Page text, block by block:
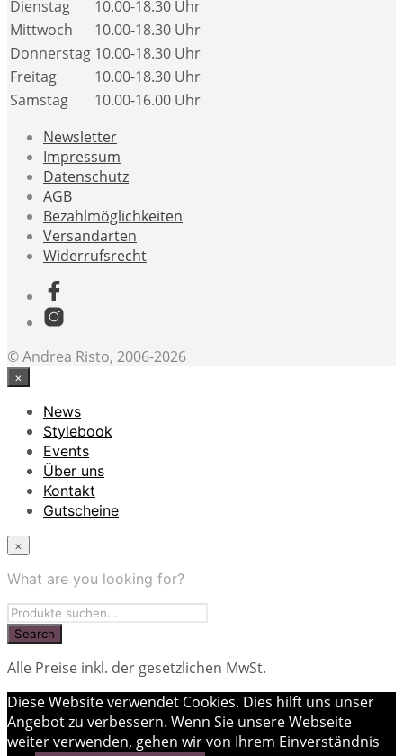
Dienstag
10.00-18.30 Uhr
Mittwoch
10.00-18.30 Uhr
Donnerstag 10.00-18.30 Uhr
Freitag
10.00-18.30 Uhr
Samstag
10.00-16.00 Uhr
Newsletter
Impressum
Datenschutz
AGB
Bezahlmöglichkeiten
Versandarten
Widerrufsrecht
© Andrea Risto, 2006-2026
×
News
Stylebook
Events
Über uns
Kontakt
Gutscheine
×
What are you looking for?
Alle Preise inkl. der gesetzlichen MwSt.
Diese Website verwendet Cookies. Dies hilft uns unser
Angebot zu verbessern. Wenn Sie unsere Webseite
weiter verwenden, gehen wir von Ihrem Einverständnis